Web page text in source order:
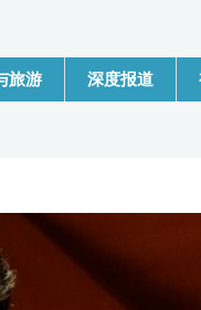
旅游 深度报道